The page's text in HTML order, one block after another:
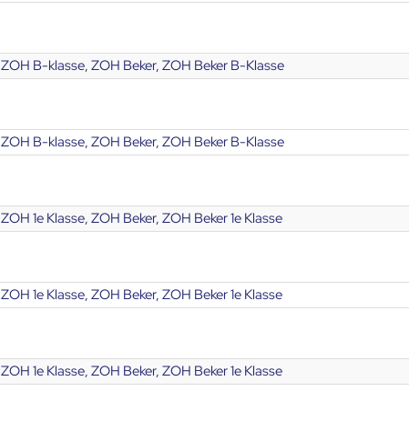
ZOH B-klasse, ZOH Beker, ZOH Beker B-Klasse
ZOH B-klasse, ZOH Beker, ZOH Beker B-Klasse
ZOH 1e Klasse, ZOH Beker, ZOH Beker 1e Klasse
ZOH 1e Klasse, ZOH Beker, ZOH Beker 1e Klasse
ZOH 1e Klasse, ZOH Beker, ZOH Beker 1e Klasse